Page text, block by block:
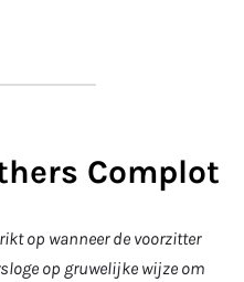
Complot
op wanneer de voorzitter
op gruwelijke wijze om